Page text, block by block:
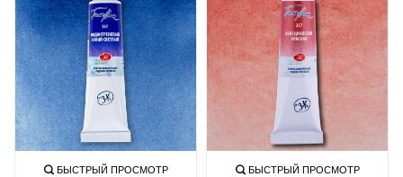
БЫСТРЫЙ ПРОСМОТР БЫСТРЫЙ ПРОСМОТР